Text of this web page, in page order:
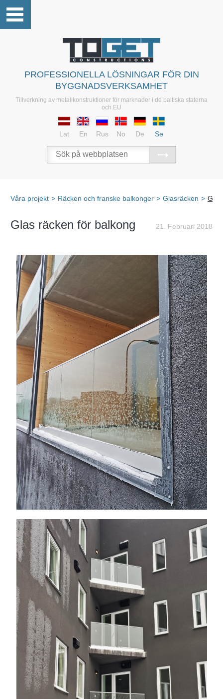
PROFESSIONELLA LÖSNINGAR FÖR DIN
BYGGNADSVERKSAMHET
Tillverkning av metallkonstruktioner för marknader i de baltiska staterna
och EU
Lat En Rus No De Se
Våra projekt > Räcken och franske balkonger > Glasräcken >
21. Februari 2018
Glas räcken för balkong